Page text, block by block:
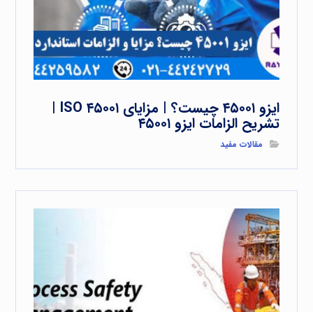
ایزو ۴۵۰۰۱ چیست؟ | مزایای ISO ۴۵۰۰۱ |
تشریح الزامات ایزو ۴۵۰۰۱
مقالات مفید